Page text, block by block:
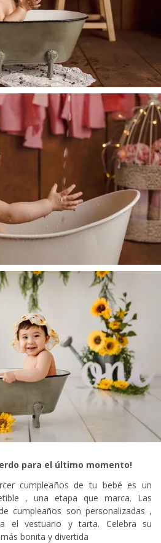
para el último momento!
cumpleaños de tu bebé es un
, una etapa que marca. Las
cumpleaños son personalizadas ,
el vestuario y tarta. Celebra su
bonita y divertida